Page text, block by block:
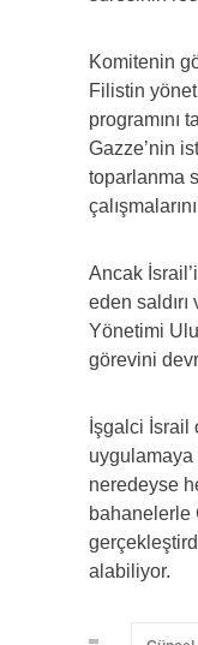
Komitenin
Filistin
programını
Gazze’nin
toparlanma
Ancak
eden
Yönetimi
görevini
İşgalci İsrail
uygulamaya
neredeyse
bahanelerle
alabiliyor.